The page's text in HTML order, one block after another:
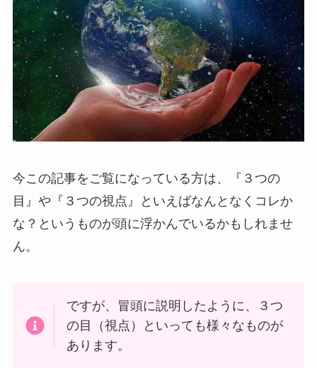
今この記事をご覧になっている方は、『３つの
目』や『３つの視点』といえばなんとなくコレか
な？というものが頭に浮かんでいるかもしれませ
ん。
ですが、冒頭に説明したように、３つ
の目（視点）といっても様々なものが
あります。